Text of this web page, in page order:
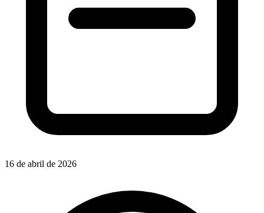
16 de abril de 2026